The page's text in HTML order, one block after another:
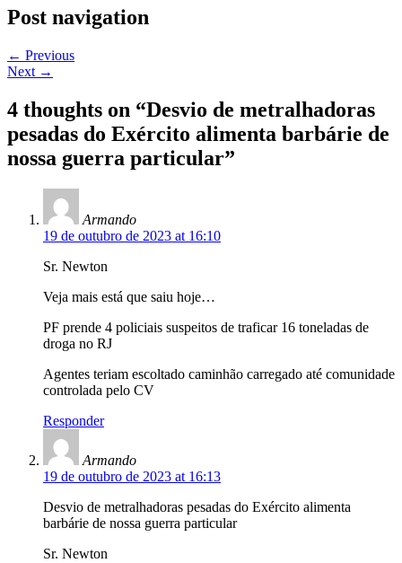
Post navigation
← Previous
Next →
4 thoughts on “Desvio de metralhadoras
pesadas do Exército alimenta barbárie de
nossa guerra particular”
Armando
19 de outubro de 2023 at 16:10
Sr. Newton
Veja mais está que saiu hoje…
PF prende 4 policiais suspeitos de traficar 16 toneladas de
droga no RJ
Agentes teriam escoltado caminhão carregado até comunidade
controlada pelo CV
Responder
Armando
19 de outubro de 2023 at 16:13
Desvio de metralhadoras pesadas do Exército alimenta
barbárie de nossa guerra particular
Sr. Newton